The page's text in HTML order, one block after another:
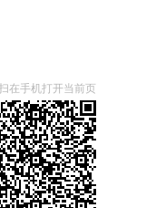
在手机打开当前页